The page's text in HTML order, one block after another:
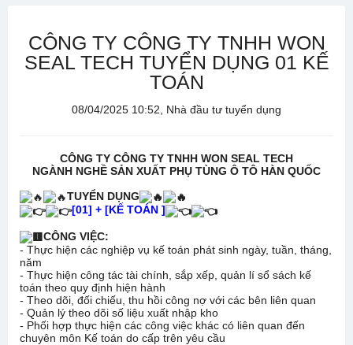
CÔNG TY CÔNG TY TNHH WON
SEAL TECH TUYỂN DỤNG 01 KẾ
TOÁN
08/04/2025 10:52, Nhà đầu tư tuyển dụng
CÔNG TY CÔNG TY TNHH WON SEAL TECH
NGÀNH NGHỀ SẢN XUẤT PHỤ TÙNG Ô TÔ HÀN QUỐC
TUYỂN DỤNG
[01] + [KẾ TOÁN ]
CÔNG VIỆC:
- Thực hiện các nghiệp vụ kế toán phát sinh ngày, tuần, tháng,
năm
- Thực hiện công tác tài chính, sắp xếp, quản lí sổ sách kế
toán theo quy định hiện hành
- Theo dõi, đối chiếu, thu hồi công nợ với các bên liên quan
- Quản lý theo dõi số liệu xuất nhập kho
- Phối hợp thực hiện các công việc khác có liên quan đến
chuyên môn Kế toán do cấp trên yêu cầu